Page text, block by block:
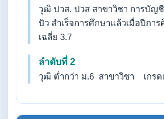
วุฒิ ปวส. ปวส สาขาวิชา การบัญ
ปัว สำเร็จการศึกษาแล้วเมื่อปีการ
เฉลี่ย 3.7
ลำดับที่ 2
วุฒิ ต่ำกว่า ม.6 สาขาวิชา เกรด